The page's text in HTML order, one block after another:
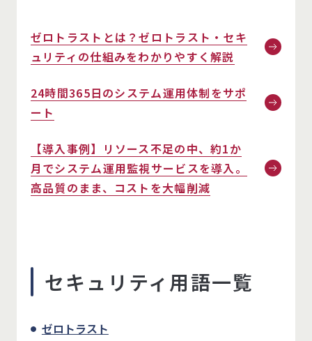
ゼロトラストとは？ゼロトラスト・セキ
ュリティの仕組みをわかりやすく解説
24時間365日のシステム運用体制をサポ
ート
【導入事例】リソース不足の中、約1か
月でシステム運用監視サービスを導入。
高品質のまま、コストを大幅削減
セキュリティ用語一覧
ゼロトラスト